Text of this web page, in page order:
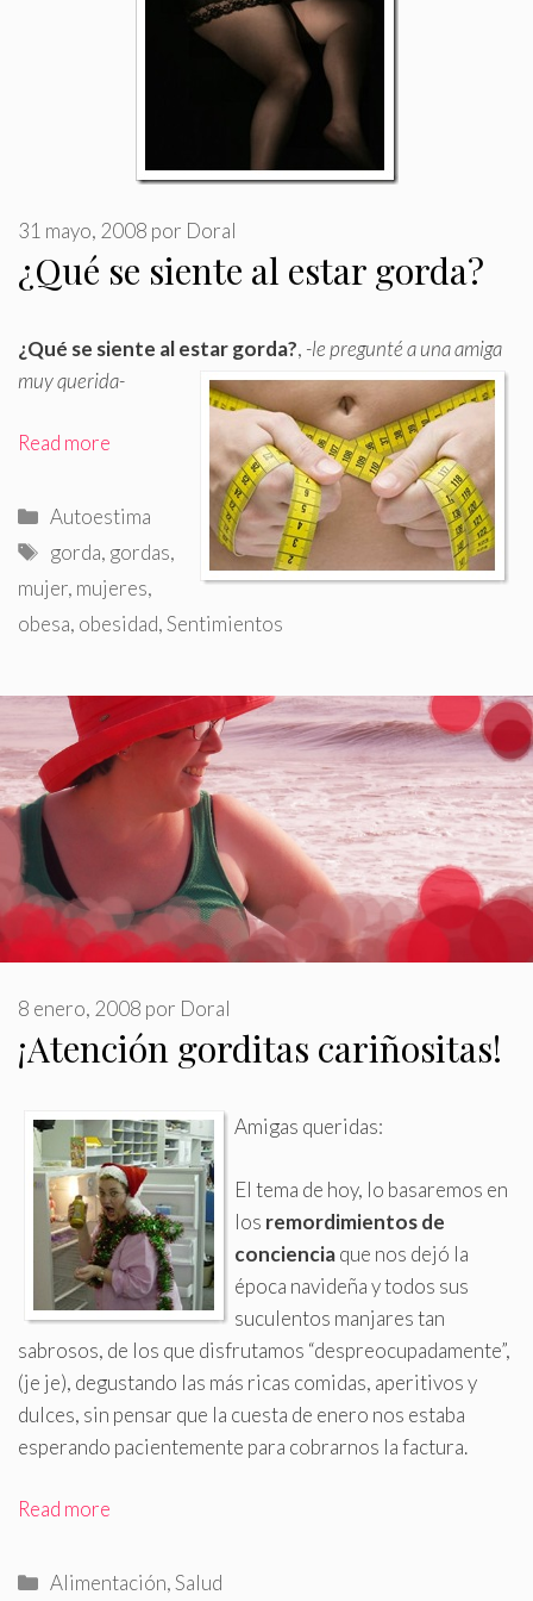
¿Qué se siente al estar gorda?
31 mayo, 2008 por Doral
¿Qué se siente al estar gorda?, -le pregunté a una amiga
muy querida-
Read more
Categorías
Autoestima
Etiquetas
gorda, gordas,
mujer, mujeres,
obesa, obesidad,Sentimientos
¡Atención gorditas cariñositas!
8 enero, 2008 por Doral
Amigas queridas:
El tema de hoy, lo basaremos en
los remordimientos de
concienciaque nos dejó la
época navideña y todos sus
suculentos manjares tan
sabrosos, de los que disfrutamos “despreocupadamente”,
(je je), degustando las más ricas comidas, aperitivos y
dulces, sin pensar que la cuesta de enero nos estaba
esperando pacientemente para cobrarnos la factura.
Read more
Categorías
Alimentación,Salud